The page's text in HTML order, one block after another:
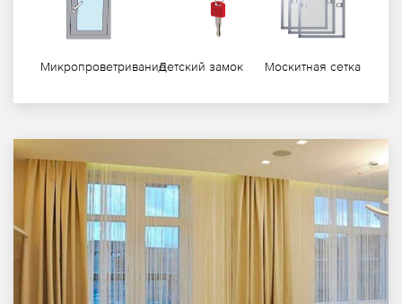
МикропроветриваниеДетский замок Москитная сетка